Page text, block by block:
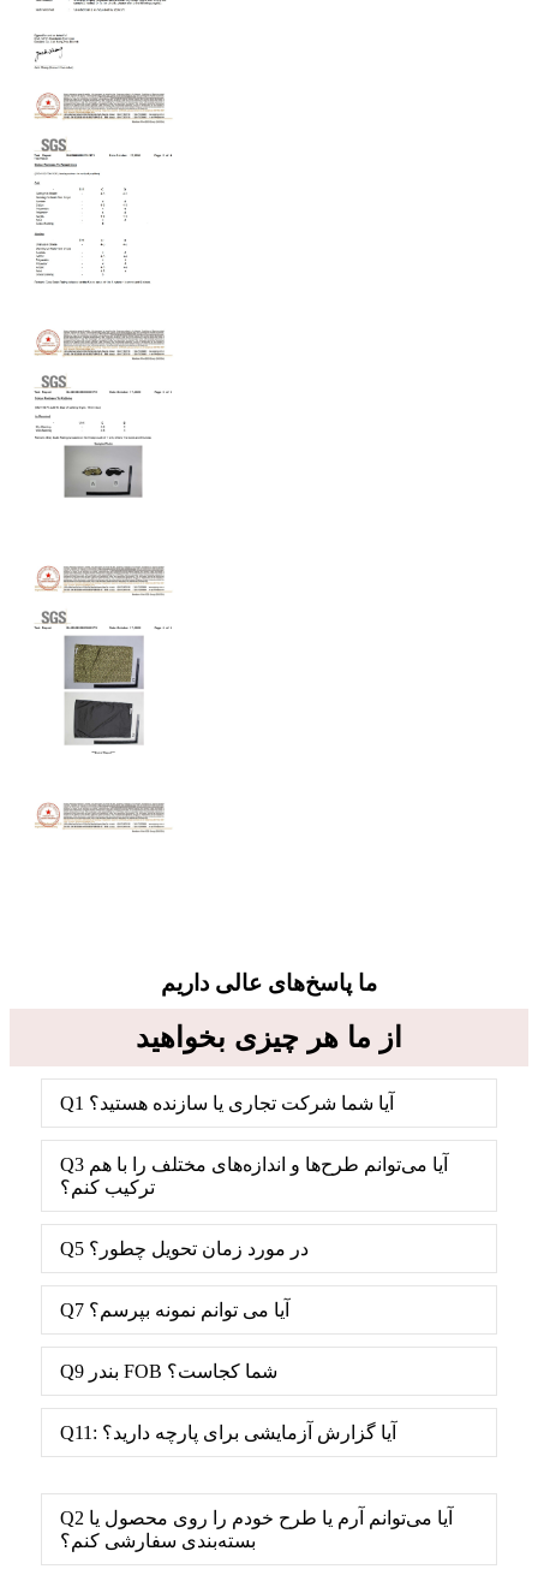
ما پاسخ‌های عالی داریم
از ما هر چیزی بخواهید
Q1 آیا شما شرکت تجاری یا سازنده هستید؟
Q3 آیا می‌توانم طرح‌ها و اندازه‌های مختلف را با هم
ترکیب کنم؟
Q5 در مورد زمان تحویل چطور؟
Q7 آیا می توانم نمونه بپرسم؟
Q9 بندر FOB شما کجاست؟
Q11: آیا گزارش آزمایشی برای پارچه دارید؟
Q2 آیا می‌توانم آرم یا طرح خودم را روی محصول یا
بسته‌بندی سفارشی کنم؟